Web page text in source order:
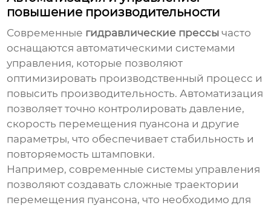
повышение производительности
Современные гидравлические прессы часто
оснащаются автоматическими системами
управления, которые позволяют
оптимизировать производственный процесс и
повысить производительность. Автоматизация
позволяет точно контролировать давление,
скорость перемещения пуансона и другие
параметры, что обеспечивает стабильность и
повторяемость штамповки.
Например, современные системы управления
позволяют создавать сложные траектории
перемещения пуансона, что необходимо для